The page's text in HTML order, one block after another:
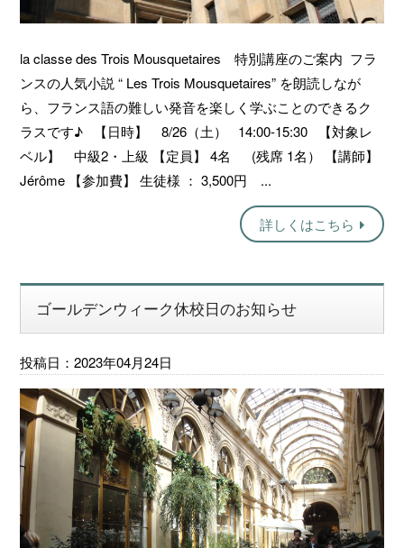
la classe des Trois Mousquetaires 特別講座のご案内 フラ
ンスの人気小説 “ Les Trois Mousquetaires” を朗読しなが
ら、フランス語の難しい発音を楽しく学ぶことのできるク
ラスです♪ 【日時】 8/26（土） 14:00-15:30 【対象レ
ベル】 中級2・上級 【定員】 4名 (残席 1名） 【講師】
Jérôme 【参加費】 生徒様 ： 3,500円 ...
詳しくはこちら
ゴールデンウィーク休校日のお知らせ
投稿日：2023年04月24日